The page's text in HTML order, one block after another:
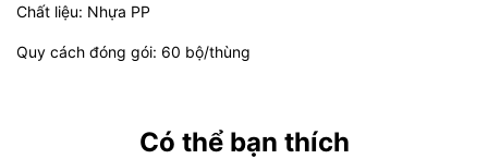
Chất liệu: Nhựa PP
Quy cách đóng gói: 60 bộ/thùng
Có thể bạn thích